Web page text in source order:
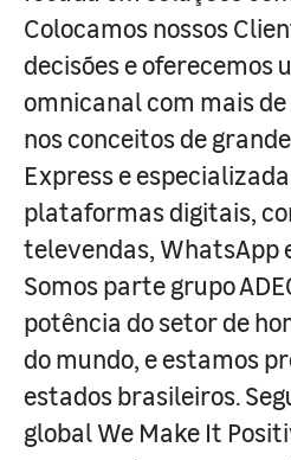
Colocamos nossos
decisões e oferecemos
omnicanal com mais
nos conceitos de
Express e
plataformas digitais,
televendas, WhatsApp
Somos parte grupo
potência do setor de
do mundo, e estamos
estados brasileiros.
global We Make It